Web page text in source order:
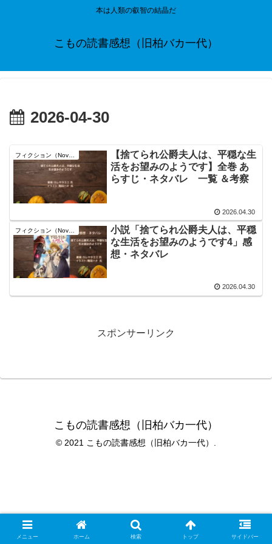
本は人類の叡智の結晶だ
こもの読書感想（旧柏バカ一代）
2026-04-30
フィクション（Novel）
【捨てられ公爵夫人は、平穏な生
活をお望みのようです】全巻 あ
らすじ・ネタバレ 一覧 ＆考察
2026.04.30
小説「捨てられ公爵夫人は、平穏
な生活をお望みのようです4」感
想・ネタバレ
2026.04.30
スポンサーリンク
こもの読書感想（旧柏バカ一代）
© 2021 こもの読書感想（旧柏バカ一代）.
メニュー ホーム 検索 トップ サイドバー